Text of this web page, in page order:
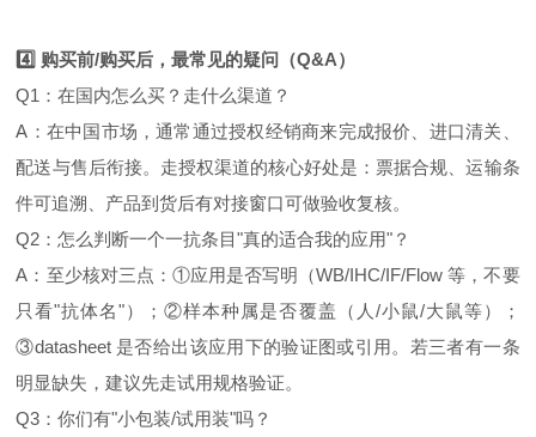
4️⃣ 购买前/购买后，最常见的疑问（Q&A）
Q1：在国内怎么买？走什么渠道？
A：在中国市场，通常通过授权经销商来完成报价、进口清关、
配送与售后衔接。走授权渠道的核心好处是：票据合规、运输条
件可追溯、产品到货后有对接窗口可做验收复核。
Q2：怎么判断一个一抗条目"真的适合我的应用"？
A：至少核对三点：①应用是否写明（WB/IHC/IF/Flow 等，不要
只看"抗体名"）；②样本种属是否覆盖（人/小鼠/大鼠等）；
③datasheet 是否给出该应用下的验证图或引用。若三者有一条
明显缺失，建议先走试用规格验证。
Q3：你们有"小包装/试用装"吗？